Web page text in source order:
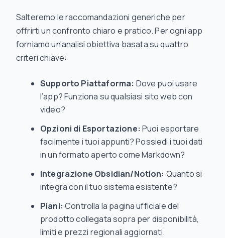
Salteremo le raccomandazioni generiche per
offrirti un confronto chiaro e pratico. Per ogni app
forniamo un’analisi obiettiva basata su quattro
criteri chiave:
Supporto Piattaforma: Dove puoi usare
l’app? Funziona su qualsiasi sito web con
video?
Opzioni di Esportazione: Puoi esportare
facilmente i tuoi appunti? Possiedi i tuoi dati
in un formato aperto come Markdown?
Integrazione Obsidian/Notion: Quanto si
integra con il tuo sistema esistente?
Piani: Controlla la pagina ufficiale del
prodotto collegata sopra per disponibilità,
limiti e prezzi regionali aggiornati.